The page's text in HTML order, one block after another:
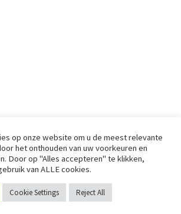
op onze website om u de meest relevante
het onthouden van uw voorkeuren en
Door op "Alles accepteren" te klikken,
van ALLE cookies.
Cookie Settings Reject All